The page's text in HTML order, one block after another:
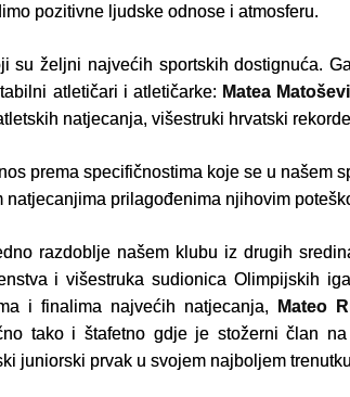
pozitivne ljudske odnose i atmosferu.
su željni najvećih sportskih dostignuća.
atletičari i atletičarke: Matea
natjecanja, višestruki hrvatski
prema specifičnostima koje se u
natjecanjima prilagođenima njihovim
razdoblje našem klubu iz drugih
i višestruka sudionica Olimpijskih
i finalima najvećih natjecanja, Mateo
tako i štafetno gdje je stožerni član
juniorski prvak u svojem najboljem